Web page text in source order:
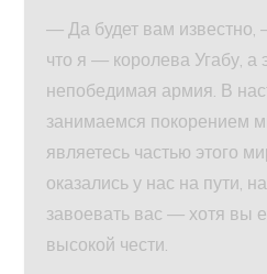
— Да будет вам
что я — королева Угабу,
непобедимая армия. В
занимаемся покорением
являетесь частью этого
оказались у нас на пути,
завоевать вас — хотя вы
высокой чести.